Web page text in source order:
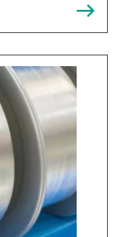
y prosperar.